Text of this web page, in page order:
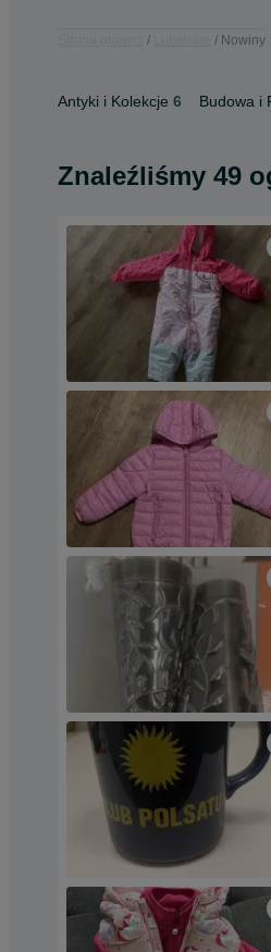
Nowiny
Antyki i Kolekcje 6 Budowa i
Znaleźliśmy 49